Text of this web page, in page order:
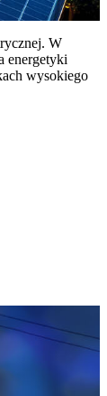
W
energetyki
wysokiego